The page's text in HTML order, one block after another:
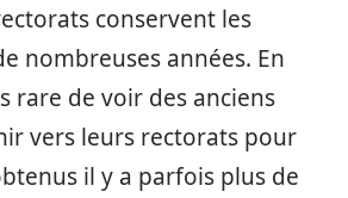
conservent les
nombreuses années. En
rare de voir des anciens
vers leurs rectorats pour
il y a parfois plus de